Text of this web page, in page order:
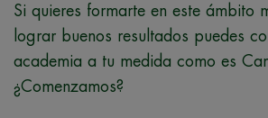
Si quieres formarte en este ámbito
lograr buenos resultados puedes
academia a tu medida como es
¿Comenzamos?